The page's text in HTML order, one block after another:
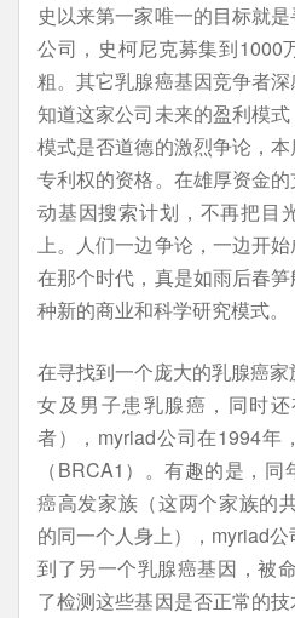
史以来第一家唯一的目标就
公司，史柯尼克募集到1000
粗。其它乳腺癌基因竞争者
知道这家公司未来的盈利模
模式是否道德的激烈争论，
专利权的资格。在雄厚资金
动基因搜索计划，不再把目
上。人们一边争论，一边开
在那个时代，真是如雨后春
种新的商业和科学研究模式。
在寻找到一个庞大的乳腺癌
女及男子患乳腺癌，同时
者），myriad公司在1994年
（BRCA1）。有趣的是，
癌高发家族（这两个家族的
的同一个人身上），myriad
到了另一个乳腺癌基因，被
了检测这些基因是否正常的